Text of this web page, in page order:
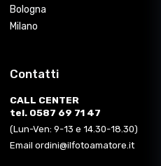
Bologna
Milano
Contatti
CALL CENTER
tel. 0587 69 71 47
(Lun-Ven: 9-13 e 14.30-18.30)
Email ordini@ilfotoamatore.it